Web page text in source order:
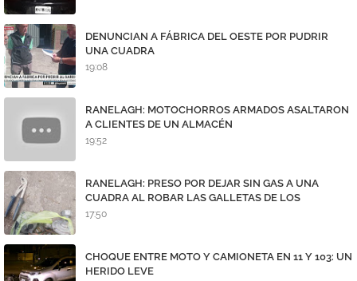
DENUNCIAN A FÁBRICA DEL OESTE POR PUDRIR
UNA CUADRA
19:08
RANELAGH: MOTOCHORROS ARMADOS ASALTARON
A CLIENTES DE UN ALMACÉN
19:52
RANELAGH: PRESO POR DEJAR SIN GAS A UNA
CUADRA AL ROBAR LAS GALLETAS DE LOS
MEDIDORES
17:50
CHOQUE ENTRE MOTO Y CAMIONETA EN 11 Y 103: UN
HERIDO LEVE